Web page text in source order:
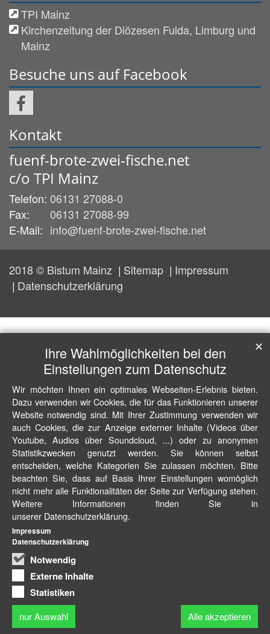
TPI Mainz
Kirchenzeitung der Diözesen Fulda, Limburg und
Mainz
Besuche uns auf Facebook
Kontakt
fuenf-brote-zwei-fische.net
c/o TPI Mainz
Telefon: 06131 27088-0
Fax:
06131 27088-99
E-Mail: info@fuenf-brote-zwei-fische.net
2018 © Bistum Mainz Sitemap
Impressum
Datenschutzerklärung
Ihre Wahlmöglichkeiten bei den
Einstellungen zum Datenschutz
Wir möchten Ihnen ein optimales Webseiten-Erlebnis bieten.
Dazu verwenden wir Cookies, die für das Funktionieren unserer
Website notwendig sind. Mit Ihrer Zustimmung verwenden wir
auch Cookies, die zur Anzeige externer Inhalte (Videos über
Youtube, Audios über Soundcloud, ...) oder zu anonymen
Statistikzwecken genutzt werden. Sie können selbst
entscheiden, welche Kategorien Sie zulassen möchten. Bitte
beachten Sie, dass auf Basis Ihrer Einstellungen womöglich
nicht mehr alle Funktionalitäten der Seite zur Verfügung stehen.
Weitere Informationen finden Sie in
unserer Datenschutzerklärung.
Notwendig
Externe Inhalte
Statistiken
nur Auswahl Alle akzeptieren
✕
Impressum
Datenschutzerklärung